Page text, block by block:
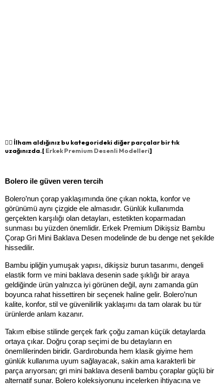
👉🏻 İlham aldığınız bu kategorideki diğer parçalar bir tık
uzağınızda.[ Erkek Premium Desenli Modelleri]
Bolero ile güven veren tercih
Bolero’nun çorap yaklaşımında öne çıkan nokta, konfor ve
görünümü aynı çizgide ele almasıdır. Günlük kullanımda
gerçekten karşılığı olan detayları, estetikten koparmadan
sunması bu yüzden önemlidir. Erkek Premium Dikişsiz Bambu
Çorap Gri Mini Baklava Desen modelinde de bu denge net şekilde
hissedilir.
Bambu ipliğin yumuşak yapısı, dikişsiz burun tasarımı, dengeli
elastik form ve mini baklava desenin sade şıklığı bir araya
geldiğinde ürün yalnızca iyi görünen değil, aynı zamanda gün
boyunca rahat hissettiren bir seçenek haline gelir. Bolero’nun
kalite, konfor, stil ve güvenilirlik yaklaşımı da tam olarak bu tür
ürünlerde anlam kazanır.
Takım elbise stilinde gerçek fark çoğu zaman küçük detaylarda
ortaya çıkar. Doğru çorap seçimi de bu detayların en
önemlilerinden biridir. Gardırobunda hem klasik giyime hem
günlük kullanıma uyum sağlayacak, sakin ama karakterli bir
parça arıyorsan; gri mini baklava desenli bambu çoraplar güçlü bir
alternatif sunar. Bolero koleksiyonunu incelerken ihtiyacına ve